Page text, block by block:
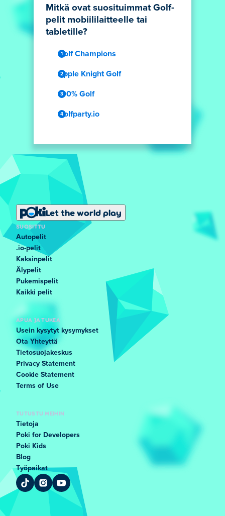
Mitkä ovat suosituimmat Golf-
pelit mobiililaitteelle tai
tabletille?
Golf Champions
Apple Knight Golf
100% Golf
Golfparty.io
Let the world play
SUOSITTU
Autopelit
.io-pelit
Kaksinpelit
Älypelit
Pukemispelit
Kaikki pelit
APUA JA TUKEA
Usein kysytyt kysymykset
Ota Yhteyttä
Tietosuojakeskus
Privacy Statement
Cookie Statement
Terms of Use
TUTUSTU MEIHIN
Tietoja
Poki for Developers
Poki Kids
Blog
Työpaikat